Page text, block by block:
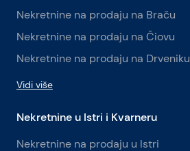
Nekretnine na prodaju na Braču
Nekretnine na prodaju na Čiovu
Nekretnine na prodaju na Drveniku
Vidi više
Nekretnine u Istri i Kvarneru
Nekretnine na prodaju u Istri